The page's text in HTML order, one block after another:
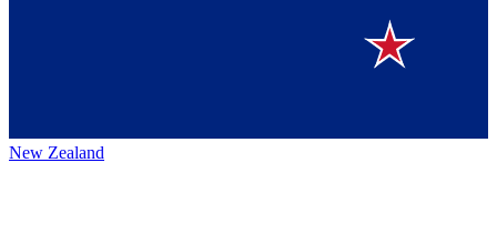
New Zealand